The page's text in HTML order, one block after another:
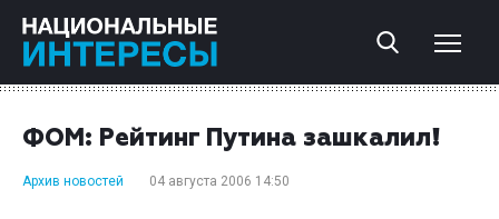
ФОМ: Рейтинг Путина зашкалил!
Архив новостей 04 августа 2006 14:50